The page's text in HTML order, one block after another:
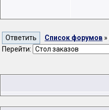
Список форумов »
Перейти: